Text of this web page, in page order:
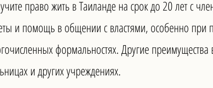
право жить в Таиланде на срок до 20 лет с
и помощь в общении с властями, особенно
формальностях. Другие преимущества
и других учреждениях.